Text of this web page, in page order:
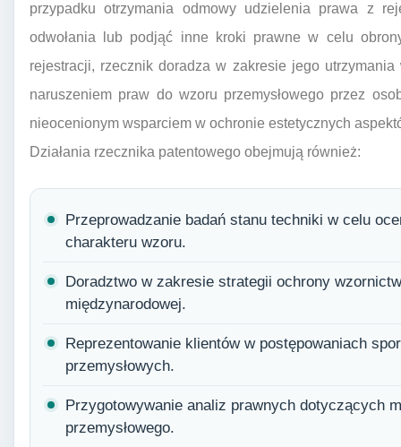
przypadku otrzymania odmowy udzielenia prawa z
odwołania lub podjąć inne kroki prawne w celu
rejestracji, rzecznik doradza w zakresie jego
naruszeniem praw do wzoru przemysłowego przez
nieocenionym wsparciem w ochronie estetycznych
Działania rzecznika patentowego obejmują również:
Przeprowadzanie badań stanu techniki w celu
charakteru wzoru.
Doradztwo w zakresie strategii ochrony
międzynarodowej.
Reprezentowanie klientów w postępowaniach
przemysłowych.
Przygotowywanie analiz prawnych dotyczących
przemysłowego.